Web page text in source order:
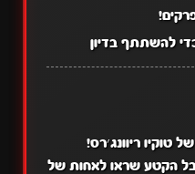
להשתתף בדיון
טוקיו ריוונג׳רס!
הקטע שראו לאחות של